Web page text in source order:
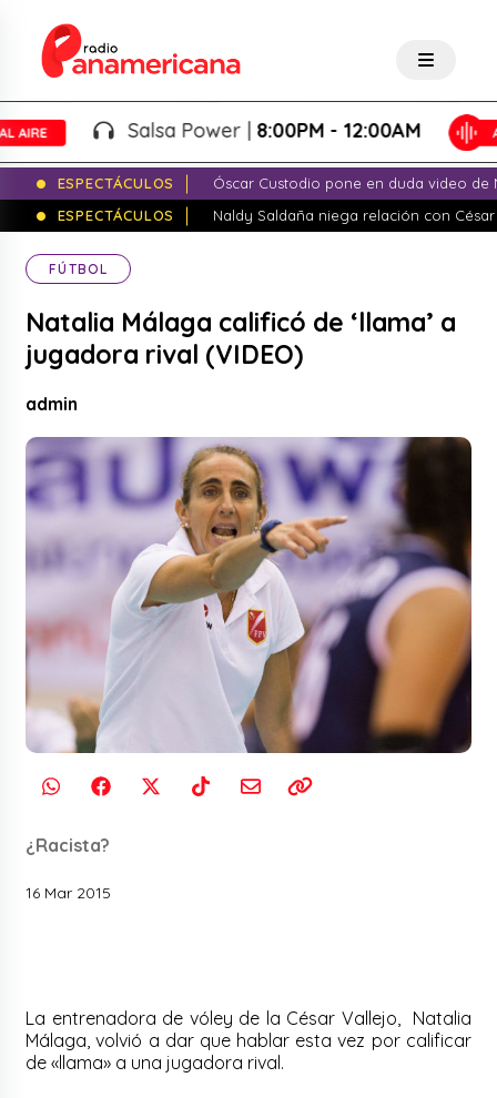
Salsa Power |8:00PM - 12:00AM
ESPECTÁCULOS
Óscar Custodio pone en duda video de
ESPECTÁCULOS
Naldy Saldaña niega relación con
FÚTBOL
Natalia Málaga calificó de ‘llama’ a
jugadora rival (VIDEO)
admin
¿Racista?
16 Mar 2015
La entrenadora de vóley de la César Vallejo, Natalia
Málaga, volvió a dar que hablar esta vez por calificar
de «llama» a una jugadora rival.